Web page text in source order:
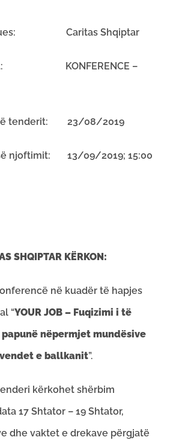
Caritas Shqiptar
KONFERENCE –
të tenderit: 23/08/2019
njoftimit: 13/09/2019; 15:00
SHQIPTAR KËRKON:
në kuadër të hapjes
“YOUR JOB – Fuqizimi i të
nëpermjet mundësive
e ballkanit”.
kërkohet shërbim
17 Shtator – 19 Shtator,
dhe vaktet e drekave përgjatë